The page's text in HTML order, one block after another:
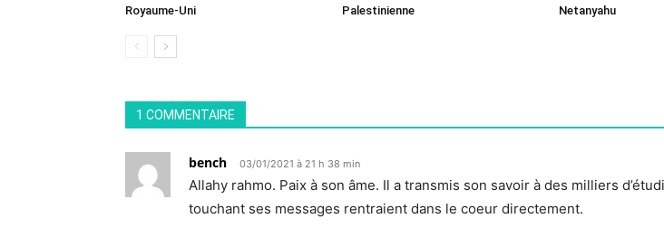
Royaume-Uni
Palestinienne
Netanyahu
1 COMMENTAIRE
bench 03/01/2021 à 21 h 38 min
Allahy rahmo. Paix à son âme. Il a transmis son savoir à des milliers
touchant ses messages rentraient dans le coeur directement.